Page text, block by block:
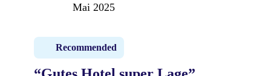
Mai 2025
Recommended